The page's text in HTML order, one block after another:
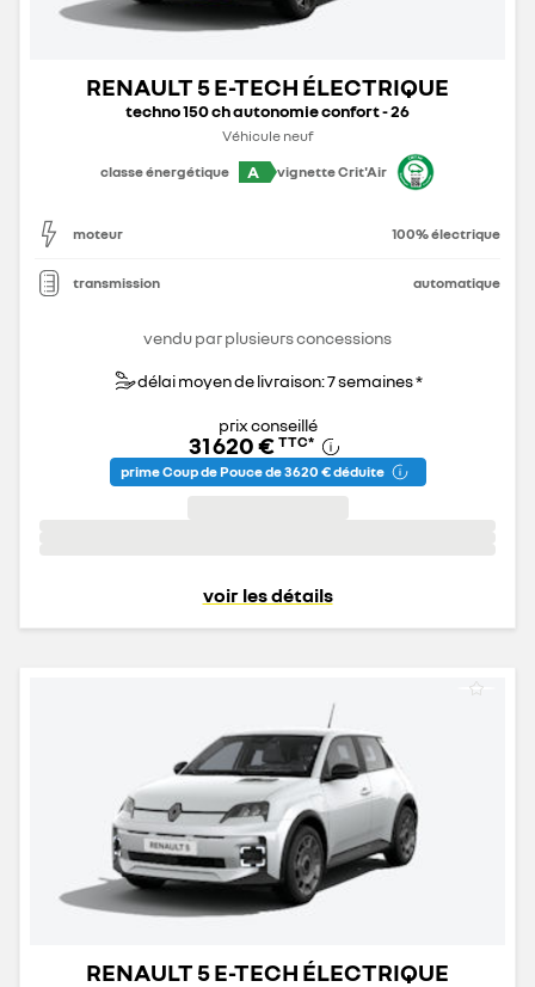
RENAULT 5 E-TECH ÉLECTRIQUE
techno 150 ch autonomie confort - 26
Véhicule neuf
classe énergétique
A vignette Crit'Air
moteur 100% électrique
transmission automatique
vendu par plusieurs concessions
délai moyen de livraison: 7 semaines *
prix conseillé
31 620 € TTC*
prime Coup de Pouce de 3 620 € déduite
voir les détails
RENAULT 5 E-TECH ÉLECTRIQUE